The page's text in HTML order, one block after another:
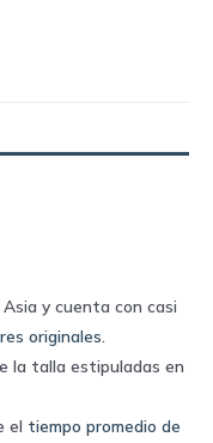
y cuenta con casi
originales
la talla estipuladas en
el tiempo promedio de